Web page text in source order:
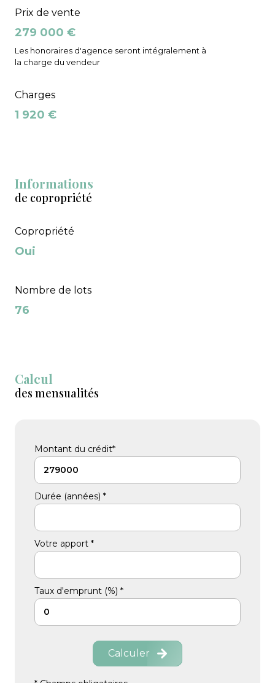
Prix de vente
279 000 €
Les honoraires d'agence seront intégralement à
la charge du vendeur
Charges
1 920 €
Informations
de copropriété
Copropriété
Oui
Nombre de lots
76
Calcul
des mensualités
Montant du crédit*
Durée (années) *
Votre apport *
Taux d'emprunt (%) *
Calculer